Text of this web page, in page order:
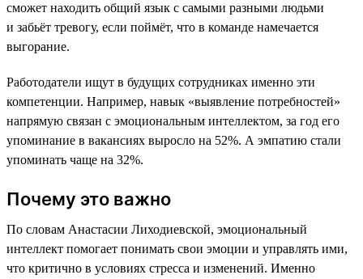
сможет находить общий язык с самыми разными людьми
и забьёт тревогу, если поймёт, что в команде намечается
выгорание.
Работодатели ищут в будущих сотрудниках именно эти
компетенции. Например, навык «выявление потребностей»
напрямую связан с эмоциональным интеллектом, за год его
упоминание в вакансиях выросло на 52%. А эмпатию стали
упоминать чаще на 32%.
Почему это важно
По словам Анастасии Лиходиевской, эмоциональный
интеллект помогает понимать свои эмоции и управлять ими,
что критично в условиях стресса и изменений. Именно